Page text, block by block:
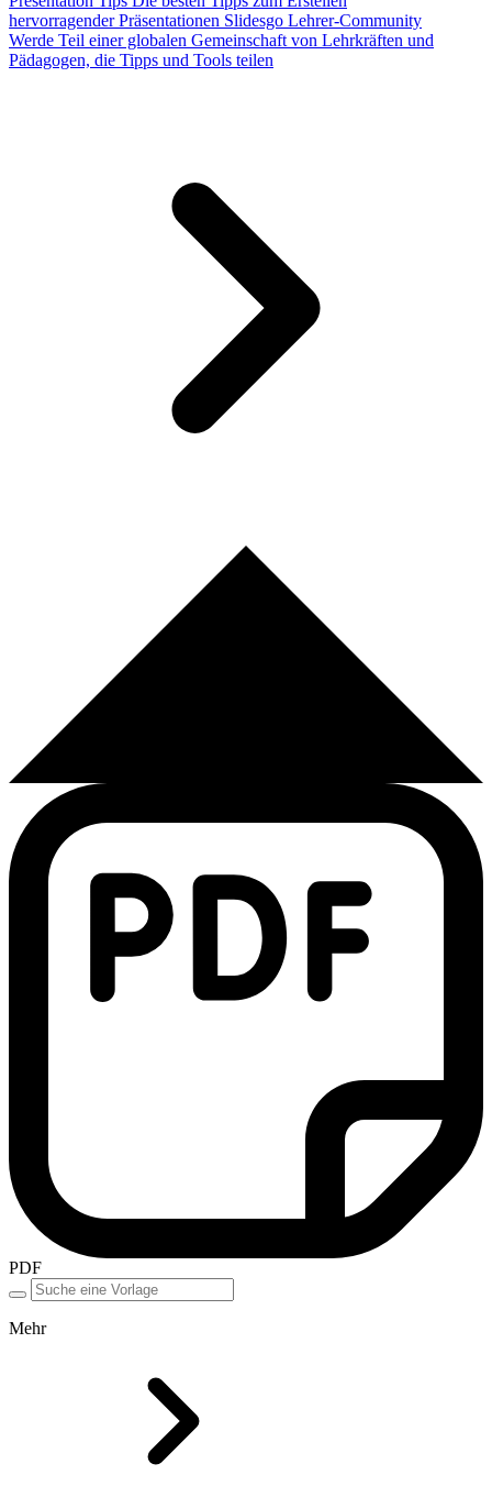
hervorragender Präsentationen Slidesgo Lehrer-Community
Werde Teil einer globalen Gemeinschaft von Lehrkräften und
Pädagogen, die Tipps und Tools teilen
PDF
Mehr